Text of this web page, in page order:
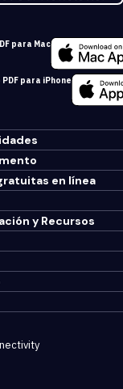
para Mac
para iPhone
en línea
y Recursos